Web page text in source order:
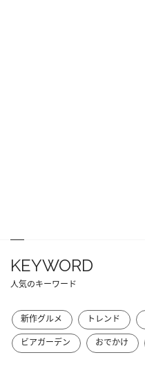
KEYWORD
人気のキーワード
新作グルメ トレンド
ビアガーデン
おでかけ